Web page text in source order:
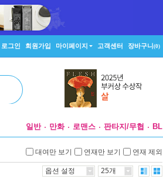
로그인 회원가입 마이페이지 고객센터 장바구니(0)
일반 만화 로맨스 판타지/무협 BL
대여만 보기 연재만 보기 연재 제외
옵션 설정 25개